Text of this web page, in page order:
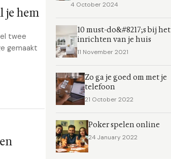
je hem
twee
gemaakt
4 October 2024
10 must-do&#8217;s bij het
inrichten van je huis
11 November 2021
Zo ga je goed om met je
telefoon
21 October 2022
Poker spelen online
24 January 2022